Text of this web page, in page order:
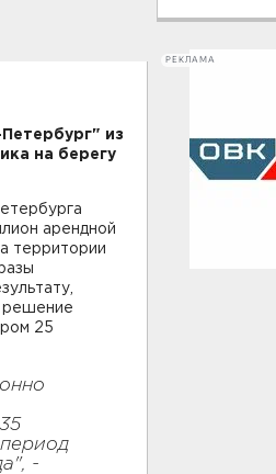
из
на берегу
арендной
территории
решение
25
-
РЕКЛАМА